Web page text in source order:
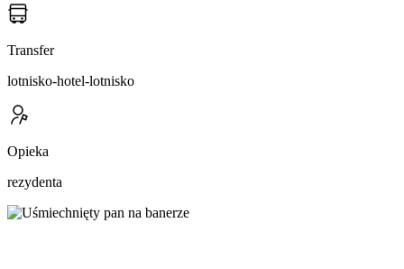
Transfer
lotnisko-hotel-lotnisko
Opieka
rezydenta